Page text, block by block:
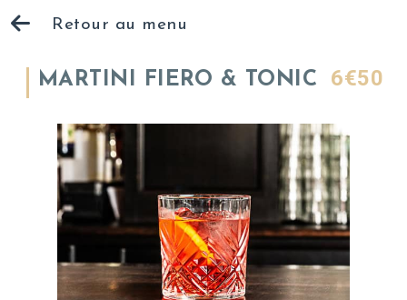
Retour au menu
MARTINI FIERO & TONIC 6€50